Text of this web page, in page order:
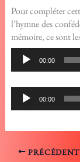
Pour compléter
l’hymne des
mémoire, ce sont
Lecteur
audio
00:00
Lecteur
audio
00:00
PRÉCÉDENT